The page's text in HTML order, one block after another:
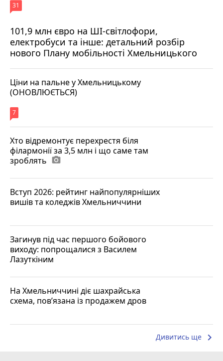
101,9 млн євро на ШІ-світлофори,
електробуси та інше: детальний розбір
нового Плану мобільності Хмельницького
31
Ціни на пальне у Хмельницькому
(ОНОВЛЮЄТЬСЯ)
7
Хто відремонтує перехрестя біля
філармонії за 3,5 млн і що саме там
зроблять photo_camera
Вступ 2026: рейтинг найпопулярніших
вишів та коледжів Хмельниччини
Загинув під час першого бойового
виходу: попрощалися з Василем
Лазуткіним
На Хмельниччині діє шахрайська
схема, пов’язана із продажем дров
Дивитись ще keyboard_arrow_right